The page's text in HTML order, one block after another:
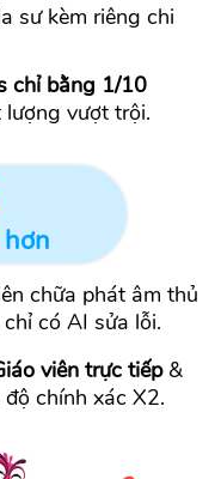
sư kèm riêng chi
chỉ bằng 1/10
vượt trội.
chữa phát âm thủ
có AI sửa lỗi.
viên trực tiếp&
chính xác X2.